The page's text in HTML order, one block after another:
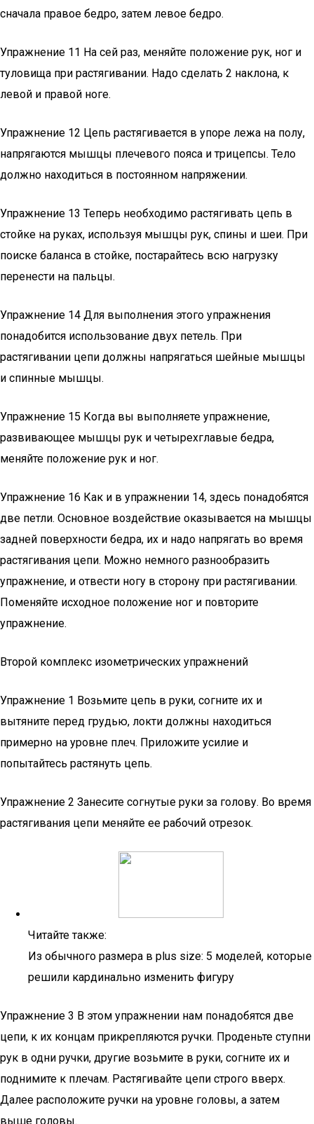
сначала правое бедро, затем левое бедро.
Упражнение 11 На сей раз, меняйте положение рук, ног и
туловища при растягивании. Надо сделать 2 наклона, к
левой и правой ноге.
Упражнение 12 Цепь растягивается в упоре лежа на полу,
напрягаются мышцы плечевого пояса и трицепсы. Тело
должно находиться в постоянном напряжении.
Упражнение 13 Теперь необходимо растягивать цепь в
стойке на руках, используя мышцы рук, спины и шеи. При
поиске баланса в стойке, постарайтесь всю нагрузку
перенести на пальцы.
Упражнение 14 Для выполнения этого упражнения
понадобится использование двух петель. При
растягивании цепи должны напрягаться шейные мышцы
и спинные мышцы.
Упражнение 15 Когда вы выполняете упражнение,
развивающее мышцы рук и четырехглавые бедра,
меняйте положение рук и ног.
Упражнение 16 Как и в упражнении 14, здесь понадобятся
две петли. Основное воздействие оказывается на мышцы
задней поверхности бедра, их и надо напрягать во время
растягивания цепи. Можно немного разнообразить
упражнение, и отвести ногу в сторону при растягивании.
Поменяйте исходное положение ног и повторите
упражнение.
Второй комплекс изометрических упражнений
Упражнение 1 Возьмите цепь в руки, согните их и
вытяните перед грудью, локти должны находиться
примерно на уровне плеч. Приложите усилие и
попытайтесь растянуть цепь.
Упражнение 2 Занесите согнутые руки за голову. Во время
растягивания цепи меняйте ее рабочий отрезок.
Читайте также:
Из обычного размера в plus size: 5 моделей, которые
решили кардинально изменить фигуру
Упражнение 3 В этом упражнении нам понадобятся две
цепи, к их концам прикрепляются ручки. Проденьте ступни
рук в одни ручки, другие возьмите в руки, согните их и
поднимите к плечам. Растягивайте цепи строго вверх.
Далее расположите ручки на уровне головы, а затем
выше головы.